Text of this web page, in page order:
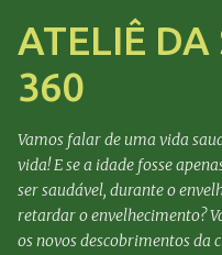
Pular para
ATELIÊ DA
360
Vamos falar de uma vida
vida! E se a idade fosse
ser saudável, durante o
retardar o envelhecimento?
os novos descobrimentos da